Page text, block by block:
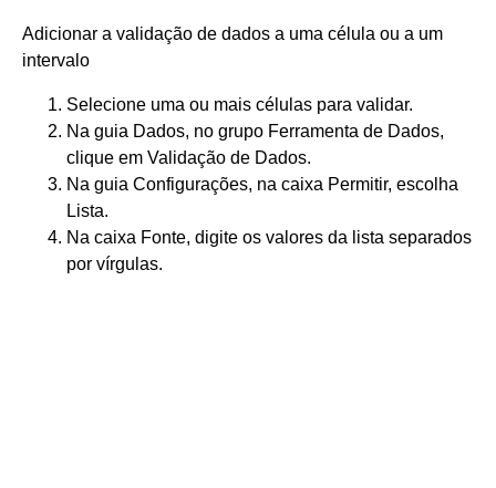
Adicionar a validação de dados a uma célula ou a um
intervalo
Selecione uma ou mais células para validar.
Na guia Dados, no grupo Ferramenta de Dados,
clique em Validação de Dados.
Na guia Configurações, na caixa Permitir, escolha
Lista.
Na caixa Fonte, digite os valores da lista separados
por vírgulas.